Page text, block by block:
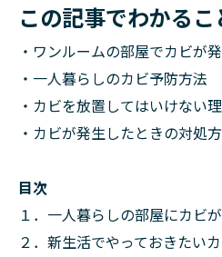
この記事でわかるこ
・ワンルームの部屋でカビが
・一人暮らしのカビ予防方法
・カビを放置してはいけない
・カビが発生したときの対処
目次
１．一人暮らしの部屋にカビ
２．新生活でやっておきたい